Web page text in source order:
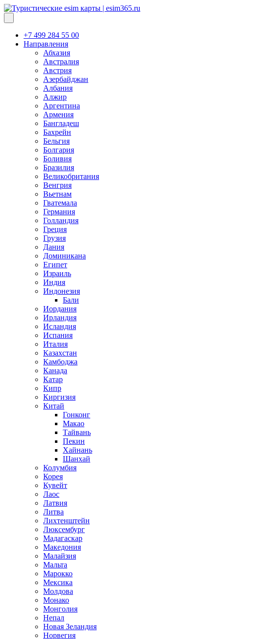
+7 499 284 55 00
Направления
Абхазия
Австралия
Австрия
Азербайджан
Албания
Алжир
Аргентина
Армения
Бангладеш
Бахрейн
Бельгия
Болгария
Боливия
Бразилия
Великобритания
Венгрия
Вьетнам
Гватемала
Германия
Голландия
Греция
Грузия
Дания
Доминикана
Египет
Израиль
Индия
Индонезия
Бали
Иордания
Ирландия
Исландия
Испания
Италия
Казахстан
Камбоджа
Канада
Катар
Кипр
Киргизия
Китай
Гонконг
Макао
Тайвань
Пекин
Хайнань
Шанхай
Колумбия
Корея
Кувейт
Лаос
Латвия
Литва
Лихтенштейн
Люксембург
Мадагаскар
Македония
Малайзия
Мальта
Марокко
Мексика
Молдова
Монако
Монголия
Непал
Новая Зеландия
Норвегия